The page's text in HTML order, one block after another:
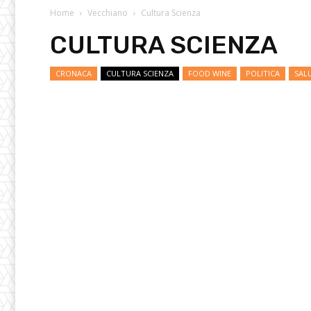
Home Vecchiano Cultura Scienza
CULTURA SCIENZA
CRONACA CULTURA SCIENZA FOOD WINE POLITICA